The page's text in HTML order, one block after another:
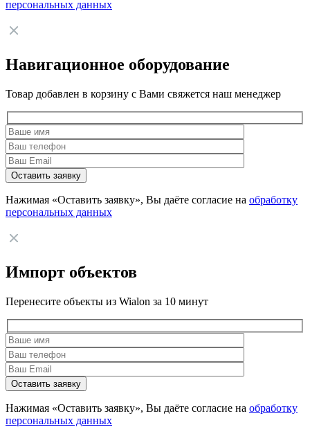
персональных данных
Навигационное оборудование
Товар добавлен в корзину с Вами свяжется наш менеджер
Нажимая «Оставить заявку», Вы даёте согласие на обработку
персональных данных
Импорт объектов
Перенесите объекты из Wialon за 10 минут
Нажимая «Оставить заявку», Вы даёте согласие на обработку
персональных данных